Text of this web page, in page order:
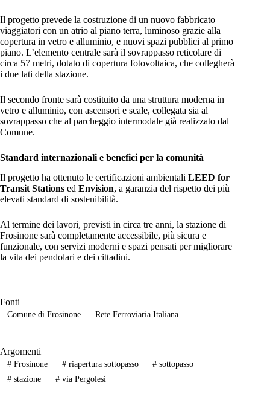
Il progetto prevede la costruzione di un nuovo fabbricato
viaggiatori con un atrio al piano terra, luminoso grazie alla
copertura in vetro e alluminio, e nuovi spazi pubblici al primo
piano. L’elemento centrale sarà il sovrappasso reticolare di
circa 57 metri, dotato di copertura fotovoltaica, che collegherà
i due lati della stazione.
Il secondo fronte sarà costituito da una struttura moderna in
vetro e alluminio, con ascensori e scale, collegata sia al
sovrappasso che al parcheggio intermodale già realizzato dal
Comune.
Standard internazionali e benefici per la comunità
Il progetto ha ottenuto le certificazioni ambientali LEED for
Transit Stations ed Envision, a garanzia del rispetto dei più
elevati standard di sostenibilità.
Al termine dei lavori, previsti in circa tre anni, la stazione di
Frosinone sarà completamente accessibile, più sicura e
funzionale, con servizi moderni e spazi pensati per migliorare
la vita dei pendolari e dei cittadini.
Fonti
Comune di Frosinone Rete Ferroviaria Italiana
Argomenti
#Frosinone #riapertura sottopasso # sottopasso
#stazione #via Pergolesi